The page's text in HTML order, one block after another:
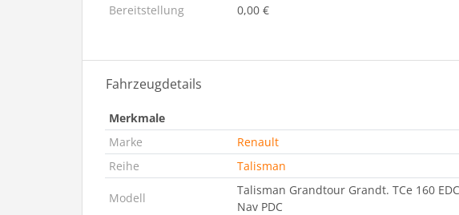
Bereitstellung
0,00 €
Fahrzeugdetails
Merkmale
Marke
Renault
Reihe
Talisman
Modell
Talisman Grandtour Grandt. TCe 160
Nav PDC